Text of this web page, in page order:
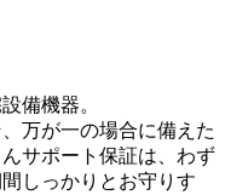
備機器。
万が一の場合に備えた
サポート保証は、わず
しっかりとお守りす